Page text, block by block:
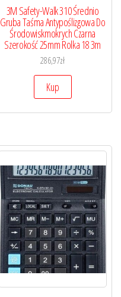
3M Safety-Walk 310 Średnio
Gruba Taśma Antypoślizgowa Do
Środowiskmokrych Czarna
Szerokość 25mm Rolka 18 3m
286,97zł
Kup